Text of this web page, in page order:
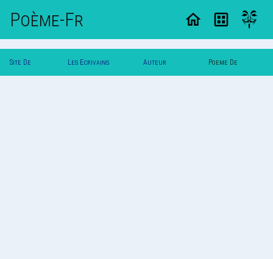
Poème-Fr
Site De Les Ecrivains Auteur Poeme De